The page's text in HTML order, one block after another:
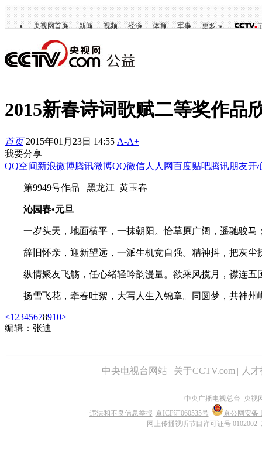
央视网首页 新闻 视频 经济 体育 军事 更多
2015新春诗词歌赋二等奖作品
首页 2015年01月23日 14:55 A-A+
我要分享
QQ空间新浪微博腾讯微博QQ微信人人网百度贴吧腾讯朋友开
第9949号作品 黑龙江 黄玉春
沁园春•元旦
一岁头天，地面横平，一抹朝阳。恰草原广阔，遥驰骏马
辞旧怀亲，迎新望远，一派生机竞自强。精神抖，把灰尘
纵情聚友飞觞，任心绪轻吟韵漫量。欲乘风揽月，襟连五
扬雪飞花，牵春吐絮，大写人生入锦章。同圆梦，共神州
<1 2345678910>
编辑：张迪
中央电视台网站 | 关于CCTV.com | 人
中央广播电视总台 央视
违法和不良信息举报 京ICP证060535号
京公网安备
网上传播视听节目许可证号 0102002